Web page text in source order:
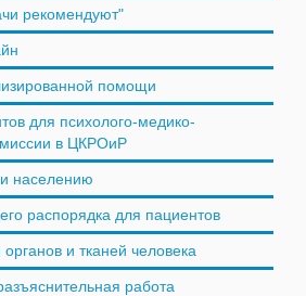
рекомендуют"
помощи
для психолого-медико-
в ЦКРОиР
населению
распорядка для пациентов
и тканей человека
работа